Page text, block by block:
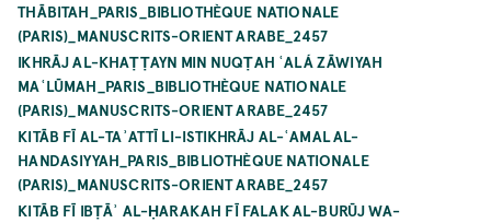
THĀBITAH_PARIS_BIBLIOTHÈQUE NATIONALE
(PARIS)_MANUSCRITS-ORIENT ARABE_2457
IKHRĀJ AL-KHAṬṬAYN MIN NUQṬAH ʿALÁ ZĀWIYAH
MAʿLŪMAH_PARIS_BIBLIOTHÈQUE NATIONALE
(PARIS)_MANUSCRITS-ORIENT ARABE_2457
KITĀB FĪ AL-TAʾATTĪ LI-ISTIKHRĀJ AL-ʿAMAL AL-
HANDASIYYAH_PARIS_BIBLIOTHÈQUE NATIONALE
(PARIS)_MANUSCRITS-ORIENT ARABE_2457
KITĀB FĪ IBṬĀʾ AL-ḤARAKAH FĪ FALAK AL-BURŪJ WA-